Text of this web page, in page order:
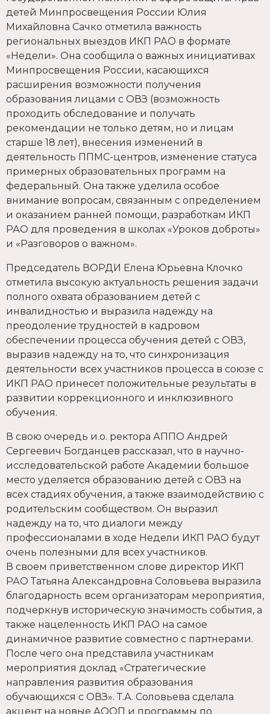
детей Минпросвещения России Юлия
Михайловна Сачко отметила важность
региональных выездов ИКП РАО в формате
«Недели». Она сообщила о важных инициативах
Минпросвещения России, касающихся
расширения возможности получения
образования лицами с ОВЗ (возможность
проходить обследование и получать
рекомендации не только детям, но и лицам
старше 18 лет), внесения изменений в
деятельность ППМС-центров, изменение статуса
примерных образовательных программ на
федеральный. Она также уделила особое
внимание вопросам, связанным с определением
и оказанием ранней помощи, разработкам ИКП
РАО для проведения в школах «Уроков доброты»
и «Разговоров о важном».
Председатель ВОРДИ Елена Юрьевна Клочко
отметила высокую актуальность решения задачи
полного охвата образованием детей с
инвалидностью и выразила надежду на
преодоление трудностей в кадровом
обеспечении процесса обучения детей с ОВЗ,
выразив надежду на то, что синхронизация
деятельности всех участников процесса в союзе с
ИКП РАО принесет положительные результаты в
развитии коррекционного и инклюзивного
обучения.
В свою очередь и.о. ректора АППО Андрей
Сергеевич Богданцев рассказал, что в научно-
исследовательской работе Академии большое
место уделяется образованию детей с ОВЗ на
всех стадиях обучения, а также взаимодействию с
родительским сообществом. Он выразил
надежду на то, что диалоги между
профессионалами в ходе Недели ИКП РАО будут
очень полезными для всех участников.
В своем приветственном слове директор ИКП
РАО Татьяна Александровна Соловьева выразила
благодарность всем организаторам мероприятия,
подчеркнув историческую значимость события, а
также нацеленность ИКП РАО на самое
динамичное развитие совместно с партнерами.
После чего она представила участникам
мероприятия доклад «Стратегические
направления развития образования
обучающихся с ОВЗ». Т.А. Соловьева сделала
акцент на новые АООП и программы по